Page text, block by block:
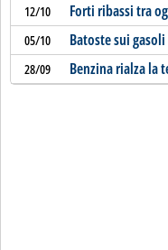
12/10 Forti ribassi tra
05/10 Batoste sui
28/09 Benzina rialza la